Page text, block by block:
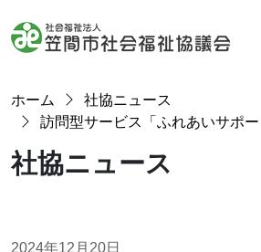
ホーム
社協ニュース
訪問型サービス「ふれあいサポー
社協ニュース
2024年12月20日